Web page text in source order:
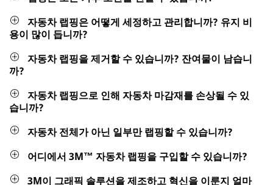
자동차 랩핑은 어떻게 세정하고 관리합니까? 유지 비
용이 많이 듭니까?
자동차 랩핑을 제거할 수 있습니까? 잔여물이 남습니
까?
자동차 랩핑으로 인해 자동차 마감재를 손상될 수 있
습니까?
자동차 전체가 아닌 일부만 랩핑할 수 있습니까?
어디에서 3M™ 자동차 랩핑을 구입할 수 있습니까?
3M이 그래픽 솔루션을 제조하고 혁신을 이룬지 얼마